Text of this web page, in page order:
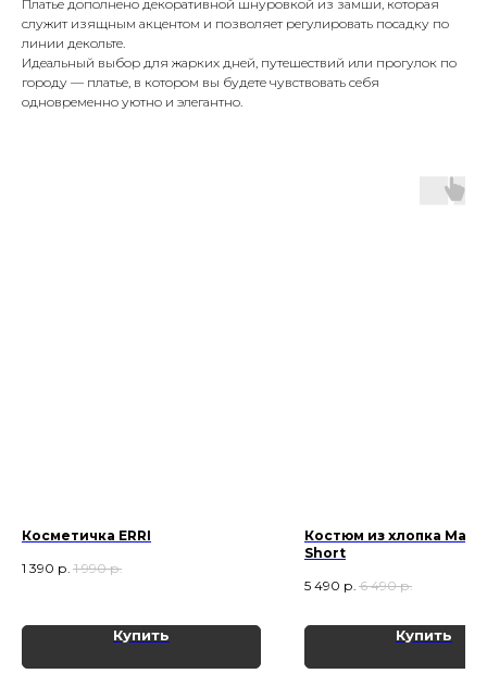
Платье дополнено декоративной шнуровкой из замши, которая
служит изящным акцентом и позволяет регулировать посадку по
линии декольте.
Идеальный выбор для жарких дней, путешествий или прогулок по
городу — платье, в котором вы будете чувствовать себя
одновременно уютно и элегантно.
Косметичка ERRI
1 390 р. 1 990 р.
Купить
Костюм из хлопка
Short
5 490 р. 6 490 р.
Купить